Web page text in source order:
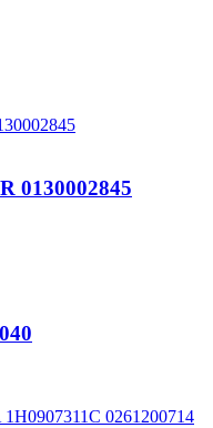
0130002845